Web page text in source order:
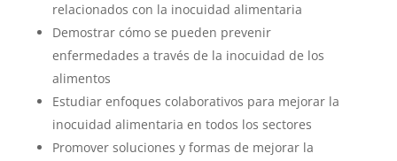
relacionados con la inocuidad alimentaria
Demostrar cómo se pueden prevenir
enfermedades a través de la inocuidad de los
alimentos
Estudiar enfoques colaborativos para mejorar la
inocuidad alimentaria en todos los sectores
Promover soluciones y formas de mejorar la